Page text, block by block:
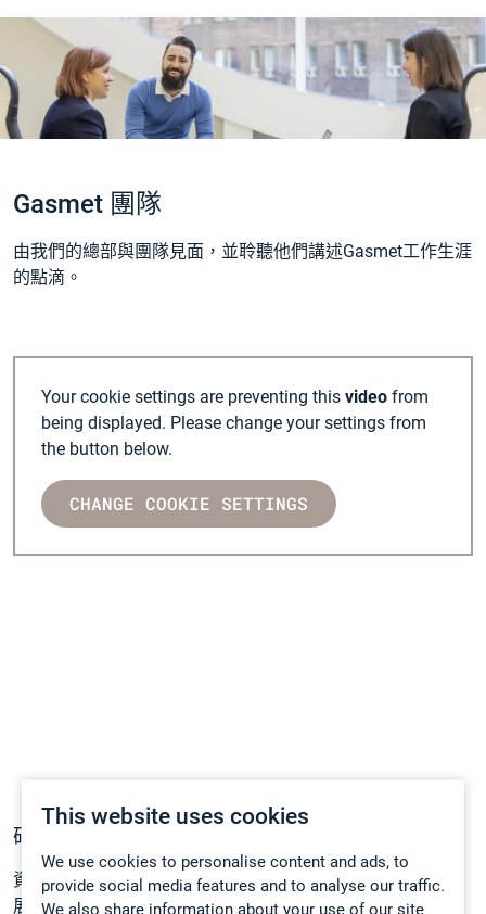
This website uses cookies
We use cookies to personalise content and ads, to
provide social media features and to analyse our traffic.
We also share information about your use of our site
Gasmet 團隊
由我們的總部與團隊見面，並聆聽他們講述Gasmet工作生涯
的點滴。
Your cookie settings are preventing this video from
being displayed. Please change your settings from
the button below.
CHANGE COOKIE SETTINGS
研發
資深高端技術工程師團隊，他們每天必須做的是當設計和發
展我們的產品時找出解決方案。